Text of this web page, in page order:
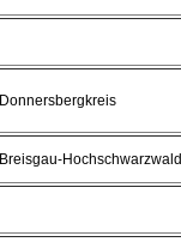
Donnersbergkreis
Breisgau-Hochschwarzwald